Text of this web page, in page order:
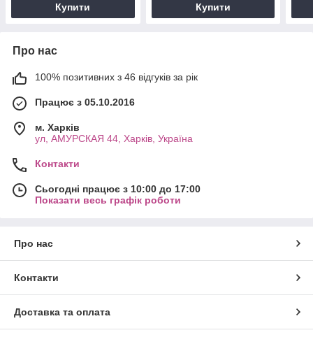
Купити Купити
Про нас
100% позитивних з 46 відгуків за рік
Працює з 05.10.2016
м. Харків
ул, АМУРСКАЯ 44, Харків, Україна
Контакти
Сьогодні працює з 10:00 до 17:00
Показати весь графік роботи
Про нас
Контакти
Доставка та оплата